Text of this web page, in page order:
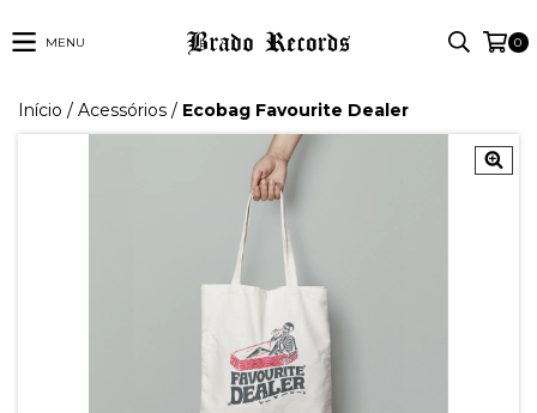
MENU 0
Início / Acessórios / Ecobag Favourite Dealer